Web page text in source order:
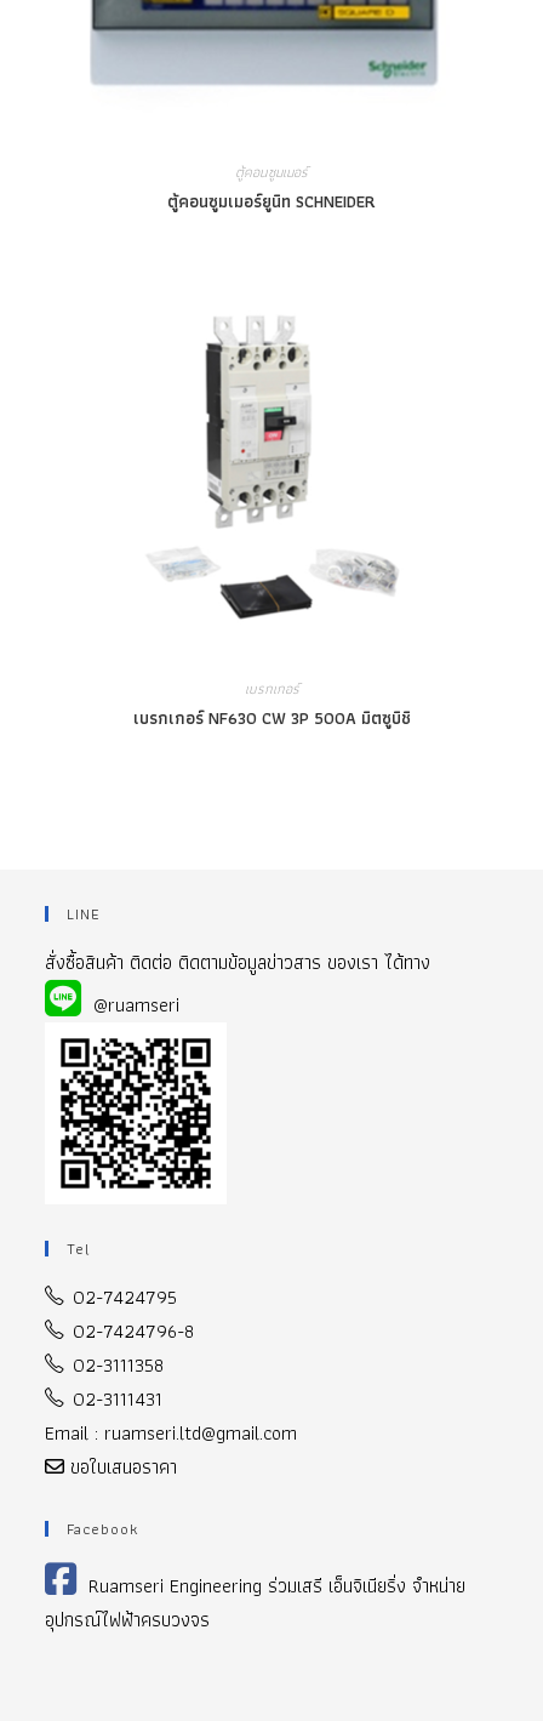
ตู้คอนซูมเมอร์
ตู้คอนซูมเมอร์ยูนิท SCHNEIDER
เบรกเกอร์
เบรกเกอร์ NF630 CW 3P 500A มิตซูบิชิ
LINE
สั่งซื้อสินค้า ติดต่อ ติดตามข้อมูลข่าวสาร ของเรา ได้ทาง
@ruamseri
Tel
02-7424795
02-7424796-8
02-3111358
02-3111431
Email : ruamseri.ltd@gmail.com
ขอใบเสนอราคา
Facebook
Ruamseri Engineering ร่วมเสรี เอ็นจิเนียริ่ง จำหน่าย
อุปกรณ์ไฟฟ้าครบวงจร